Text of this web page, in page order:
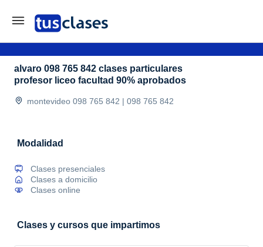
alvaro 098 765 842 clases particulares
profesor liceo facultad 90% aprobados
montevideo 098 765 842 | 098 765 842
Modalidad
Clases presenciales
Clases a domicilio
Clases online
Clases y cursos que impartimos